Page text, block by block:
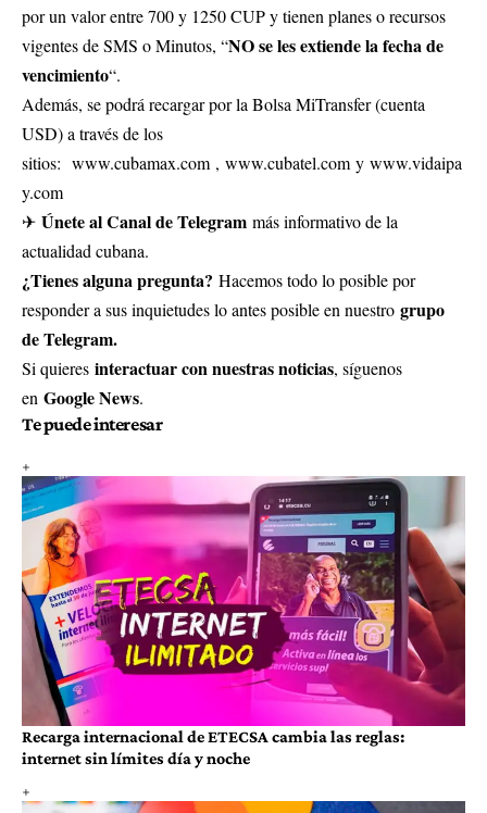
por un valor entre 700 y 1250 CUP y tienen planes o recursos
vigentes de SMS o Minutos, “NO se les extiende la fecha de
vencimiento“.
Además, se podrá recargar por la Bolsa MiTransfer (cuenta
USD) a través de los
sitios: www.cubamax.com , www.cubatel.com y www.vidaipa
y.com
✈ Únete al Canal de Telegram más informativo de la
actualidad cubana.
¿Tienes alguna pregunta? Hacemos todo lo posible por
responder a sus inquietudes lo antes posible en nuestro grupo
de Telegram.
Si quieres interactuar con nuestras noticias, síguenos
en Google News.
Te puede interesar
Recarga internacional de ETECSA cambia las reglas:
internet sin límites día y noche